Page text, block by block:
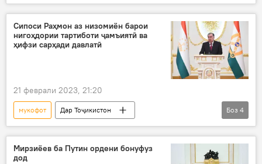
Дар Тоҷикистон
ҷашни "Сайри лола"
қарор
Рустами Эмомалӣ
Сипоси Раҳмон аз низомиён барои
нигоҳдории тартиботи ҷамъиятӣ ва
ҳифзи сарҳади давлатӣ
21 феврали 2023, 21:20
мукофот
Дар Тоҷикистон
Эмомалӣ Раҳмон
рутба
ҳифз
сарҳад
тартиботи ҷамъиятӣ
Боз 4
Мирзиёев ба Путин ордени бонуфуз
дод